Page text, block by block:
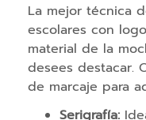
a
z
a
La mejor técnica
escolares con
material de la
desees destacar.
de marcaje para
Serigrafía: